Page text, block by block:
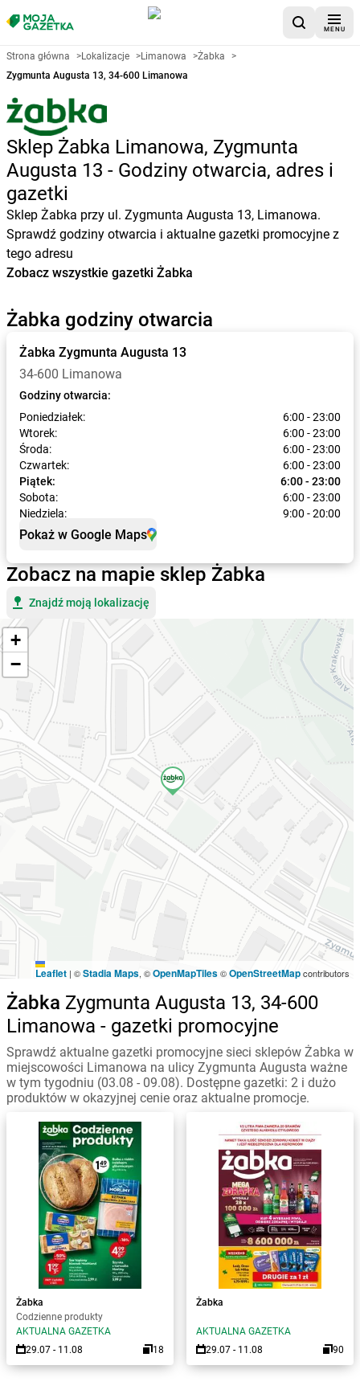
MENU
Strona główna >Lokalizacje >Limanowa >Żabka
>
Zygmunta Augusta 13, 34-600 Limanowa
Sklep Żabka Limanowa, Zygmunta
Augusta 13 - Godziny otwarcia, adres i
gazetki
Sklep Żabka przy ul. Zygmunta Augusta 13, Limanowa.
Sprawdź godziny otwarcia i aktualne gazetki promocyjne z
tego adresu
Zobacz wszystkie gazetki Żabka
Żabka godziny otwarcia
Żabka Zygmunta Augusta 13
34-600 Limanowa
Godziny otwarcia:
Poniedziałek:
6:00 - 23:00
Wtorek:
6:00 - 23:00
Środa:
6:00 - 23:00
Czwartek:
6:00 - 23:00
Piątek:
6:00 - 23:00
Sobota:
6:00 - 23:00
Niedziela:
9:00 - 20:00
Pokaż w Google Maps
Zobacz na mapie sklep Żabka
Znajdź moją lokalizację
+
−
Leaflet | ©Stadia Maps, ©OpenMapTiles©OpenStreetMapcontributors
Żabka Zygmunta Augusta 13, 34-600
Limanowa - gazetki promocyjne
Sprawdź aktualne gazetki promocyjne sieci sklepów Żabka w
miejscowości Limanowa na ulicy Zygmunta Augusta ważne
w tym tygodniu (03.08 - 09.08). Dostępne gazetki: 2 i dużo
produktów w okazyjnej cenie oraz aktualne promocje.
Żabka
Codzienne produkty
AKTUALNA GAZETKA
29.07 - 11.08
18
Żabka
AKTUALNA GAZETKA
29.07 - 11.08
90